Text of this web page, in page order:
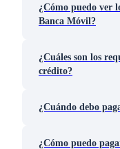
¿Cómo puedo ver
Banca Móvil?
¿Cuáles son los
crédito?
¿Cuándo debo
¿Cómo puedo